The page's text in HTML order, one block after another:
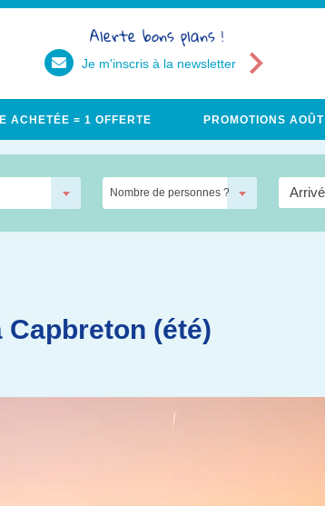
Alerte bons plans !
Je m'inscris à la newsletter
ACHETÉE = 1 OFFERTE PROMOTIONS AOÛT
Nombre de personnes ?
(été)